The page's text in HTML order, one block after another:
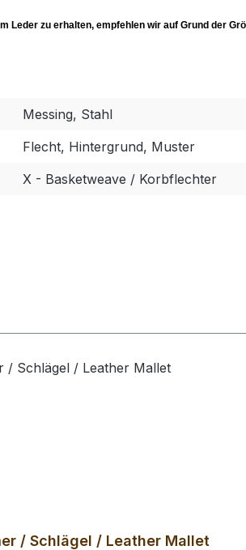
Leder zu erhalten, empfehlen wir auf Grund der
Messing, Stahl
Flecht, Hintergrund, Muster
X - Basketweave / Korbflechter
/ Schlägel / Leather Mallet